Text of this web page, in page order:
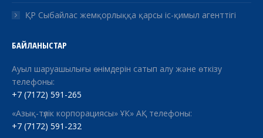
ҚР Сыбайлас жемқорлыққа қарсы іс-қимыл агенттігі
БАЙЛАНЫСТАР
Ауыл шаруашылығы өнімдерін сатып алу және өткізу
телефоны:
+7 (7172) 591-265
«Азық-түлік корпорациясы» ҰК» АҚ телефоны:
+7 (7172) 591-232